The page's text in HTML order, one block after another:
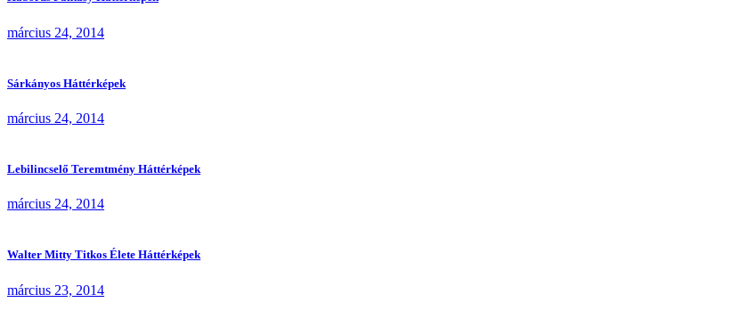
március 24, 2014
Sárkányos Háttérképek
március 24, 2014
Lebilincselő Teremtmény Háttérképek
március 24, 2014
Walter Mitty Titkos Élete Háttérképek
március 23, 2014